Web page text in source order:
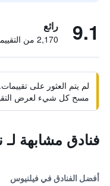
9.1 رائع
2,170 من التقييمات تم التحقق منها
لم يتم العثور على
مسح كل شيء لعرض
فنادق مشابهة
أفضل الفنادق في فيلنيوس